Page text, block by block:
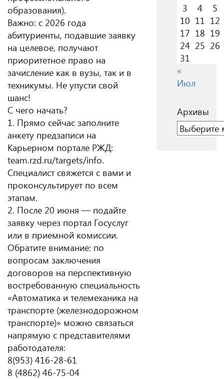
образования).
Важно: с 2026 года
абитуриенты, подавшие заявку
на целевое, получают
приоритетное право на
зачисление как в вузы, так и в
техникумы. Не упусти свой
шанс!
С чего начать?
1. Прямо сейчас заполните
анкету предзаписи на
Карьерном портале РЖД:
team.rzd.ru/targets/info.
Специалист свяжется с вами и
проконсультирует по всем
этапам.
2. После 20 июня — подайте
заявку через портал Госуслуг
или в приемной комиссии.
Обратите внимание: по
вопросам заключения
договоров на перспективную
востребованную специальность
«Автоматика и телемеханика на
транспорте (железнодорожном
транспорте)» можно связаться
напрямую с представителями
работодателя:
8(953) 416-28-61
8 (4862) 46-75-04
3 4
5
10 11 12
17 18 19
24 25 26
31
«
Июл
Архивы
Архивы